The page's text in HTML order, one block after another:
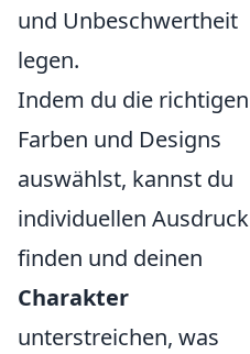
und Unbeschwertheit
legen.
Indem du die richtigen
Farben und Designs
auswählst, kannst du
individuellen Ausdruck
finden und deinen
Charakter
unterstreichen, was